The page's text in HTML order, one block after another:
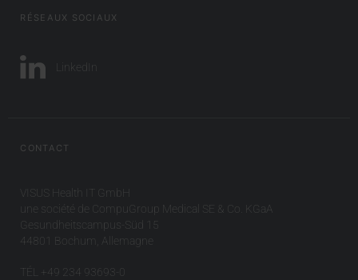
RÉSEAUX SOCIAUX
LinkedIn
CONTACT
VISUS Health IT GmbH
une société de CompuGroup Medical SE & Co. KGaA
Gesundheitscampus-Süd 15
44801 Bochum, Allemagne
TÉL +49 234 93693-0